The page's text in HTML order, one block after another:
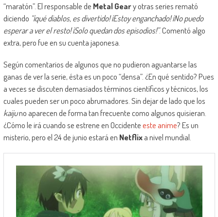
“maratón”. El responsable de Metal Geary otras series remató
diciendo “¡qué diablos, es divertido! ¡Estoy enganchado! ¡No puedo
esperar a ver el resto! ¡Solo quedan dos episodios!”. Comentó algo
extra, pero fue en su cuenta japonesa.
Según comentarios de algunos que no pudieron aguantarse las
ganas de ver la serie, ésta es un poco “densa”. ¿En qué sentido? Pues
a veces se discuten demasiados términos científicos y técnicos, los
cuales pueden ser un poco abrumadores. Sin dejar de lado que los
kaijuno aparecen de forma tan frecuente como algunos quisieran.
¿Cómo le irá cuando se estrene en Occidenteeste anime? Es un
misterio, pero el 24 de junio estará en Netflixa nivel mundial.